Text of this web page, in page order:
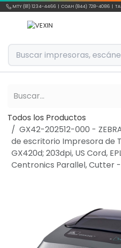
Ir al contenido
MTY (81) 1234-4466 | COAH (844) 728-4086 |
Todos los Productos
GX42-202512-000 -
de escritorio Impresora de
GX420d; 203dpi, US Cord,
Centronics Parallel, Cutter